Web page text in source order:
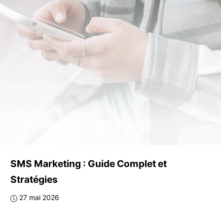
SMS Marketing : Guide Complet et
Stratégies
27 mai 2026